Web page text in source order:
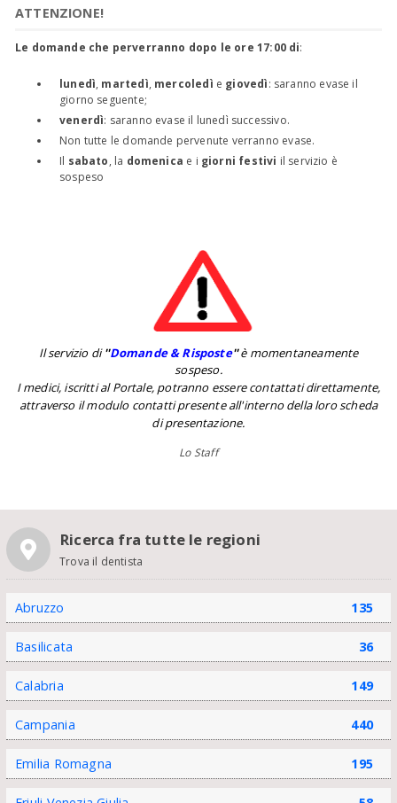
ATTENZIONE!
Le domande che perverranno dopo le ore 17:00 di:
lunedì, martedì, mercoledì e giovedì: saranno evase il
giorno seguente;
venerdì: saranno evase il lunedì successivo.
Non tutte le domande pervenute verranno evase.
Il sabato, la domenica e i giorni festivi il servizio è
sospeso
Il servizio di''Domande & Risposte''è momentaneamente
sospeso.
I medici, iscritti al Portale, potranno essere contattati direttamente,
attraverso il modulo contatti presente all'interno della loro scheda
di presentazione.
Lo Staff
Ricerca fra tutte le regioni
Trova il dentista
Abruzzo 135
Basilicata 36
Calabria 149
Campania 440
Emilia Romagna 195